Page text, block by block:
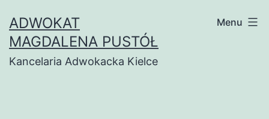
do
treści
ADWOKAT
MAGDALENA PUSTÓŁ
Kancelaria Adwokacka Kielce
Menu